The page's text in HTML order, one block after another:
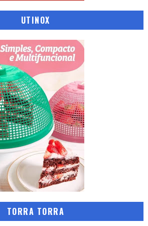
UTINOX
TORRA TORRA